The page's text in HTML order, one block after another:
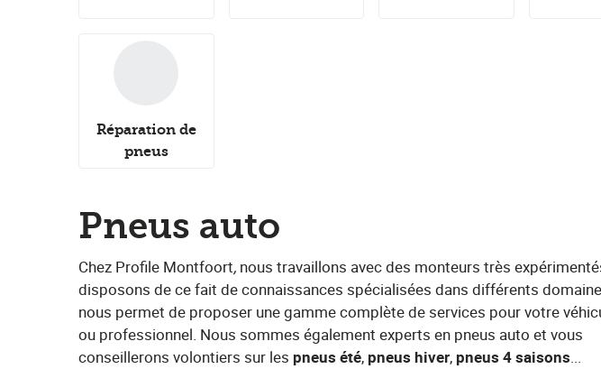
Réparation de
pneus
Pneus auto
Chez Profile Montfoort, ​nous travaillons avec des monteurs très
disposons de ce fait de connaissances spécialisées dans différents
nous permet de proposer une gamme complète de services pour votre
ou professionnel. Nous sommes également experts en pneus auto et vous
conseillerons volontiers sur les ​ pneus été​, ​ pneus hiver​,​ ​ pneus 4 saisons​...